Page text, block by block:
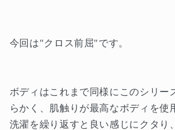
今回は"クロス前屈"です。
ボディはこれまで同様にこのシリー
らかく、肌触りが最高なボディを使
洗濯を繰り返すと良い感じにクタり